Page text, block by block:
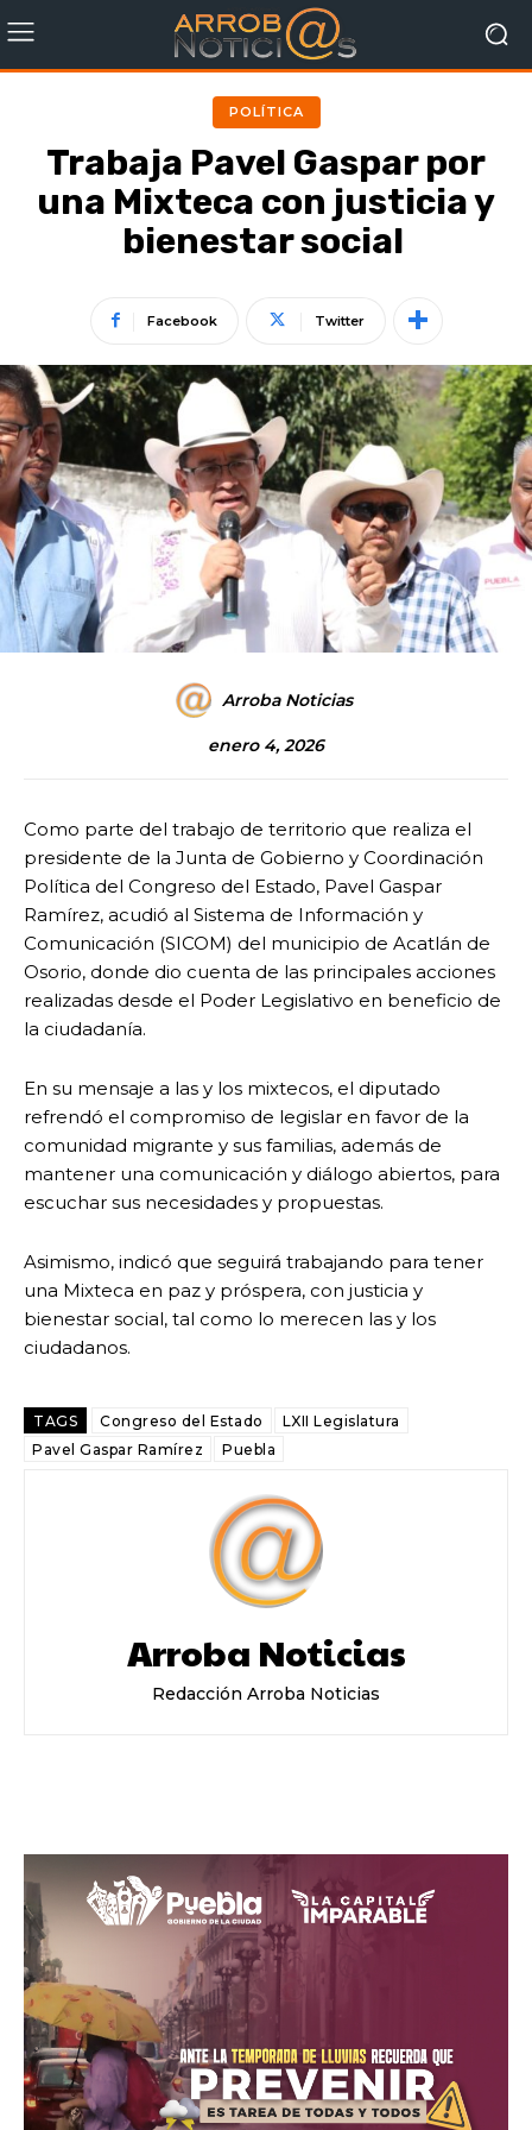
POLÍTICA
Trabaja Pavel Gaspar por
una Mixteca con justicia y
bienestar social
Facebook Twitter
Arroba Noticias
enero 4, 2026
Como parte del trabajo de territorio que realiza el
presidente de la Junta de Gobierno y Coordinación
Política del Congreso del Estado, Pavel Gaspar
Ramírez, acudió al Sistema de Información y
Comunicación (SICOM) del municipio de Acatlán de
Osorio, donde dio cuenta de las principales acciones
realizadas desde el Poder Legislativo en beneficio de
la ciudadanía.
En su mensaje a las y los mixtecos, el diputado
refrendó el compromiso de legislar en favor de la
comunidad migrante y sus familias, además de
mantener una comunicación y diálogo abiertos, para
escuchar sus necesidades y propuestas.
Asimismo, indicó que seguirá trabajando para tener
una Mixteca en paz y próspera, con justicia y
bienestar social, tal como lo merecen las y los
ciudadanos.
TAGS Congreso del Estado
LXII Legislatura
Pavel Gaspar Ramírez
Puebla
Arroba Noticias
Redacción Arroba Noticias